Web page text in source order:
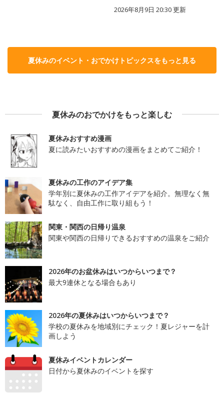
2026年8月9日 20:30更新
夏休みのイベント・おでかけトピックスをもっと見る
夏休みのおでかけをもっと楽しむ
夏休みおすすめ漫画
夏に読みたいおすすめの漫画をまとめてご紹介！
夏休みの工作のアイデア集
学年別に夏休みの工作アイデアを紹介。無理なく無
駄なく、自由工作に取り組もう！
関東・関西の日帰り温泉
関東や関西の日帰りできるおすすめの温泉をご紹介
2026年のお盆休みはいつからいつまで？
最大9連休となる場合もあり
2026年の夏休みはいつからいつまで？
学校の夏休みを地域別にチェック！夏レジャーを計
画しよう
夏休みイベントカレンダー
日付から夏休みのイベントを探す